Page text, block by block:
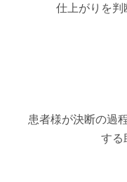
仕上がりを判
患者様が決断の過
する